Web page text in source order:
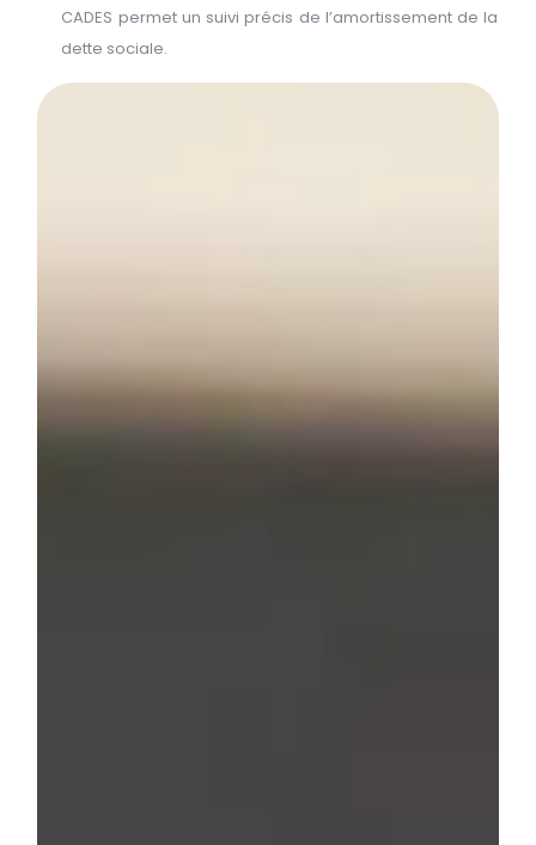
CADES permet un suivi précis de l’amortissement de la
dette sociale.